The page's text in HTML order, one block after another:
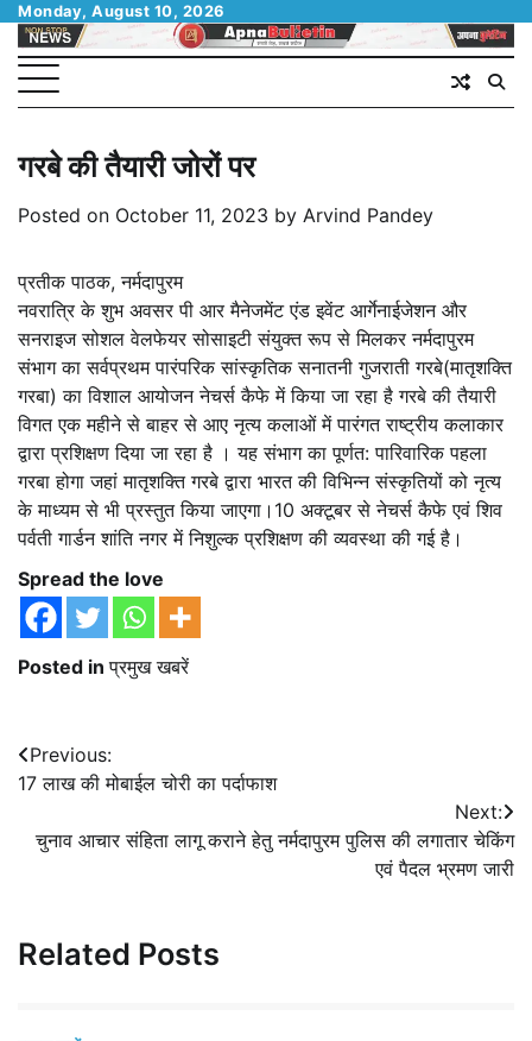
Skip
content
Monday, August 10, 2026
गरबे की तैयारी जोरों पर
Posted on October 11, 2023 by Arvind Pandey
प्रतीक पाठक, नर्मदापुरम
नवरात्रि के शुभ अवसर पी आर मैनेजमेंट एंड इवेंट आर्गेनाईजेशन और
सनराइज सोशल वेलफेयर सोसाइटी संयुक्त रूप से मिलकर नर्मदापुरम
संभाग का सर्वप्रथम पारंपरिक सांस्कृतिक सनातनी गुजराती गरबे(मातृशक्ति
गरबा) का विशाल आयोजन नेचर्स कैफे में किया जा रहा है गरबे की तैयारी
विगत एक महीने से बाहर से आए नृत्य कलाओं में पारंगत राष्ट्रीय कलाकार
द्वारा प्रशिक्षण दिया जा रहा है । यह संभाग का पूर्णत: पारिवारिक पहला
गरबा होगा जहां मातृशक्ति गरबे द्वारा भारत की विभिन्न संस्कृतियों को नृत्य
के माध्यम से भी प्रस्तुत किया जाएगा।10 अक्टूबर से नेचर्स कैफे एवं शिव
पर्वती गार्डन शांति नगर में निशुल्क प्रशिक्षण की व्यवस्था की गई है।
Spread the love
Posted inप्रमुख खबरें
Post
navigation
Previous:
17 लाख की मोबाईल चोरी का पर्दाफाश
Next:
चुनाव आचार संहिता लागू कराने हेतु नर्मदापुरम पुलिस की लगातार चेकिंग
एवं पैदल भ्रमण जारी
Related Posts